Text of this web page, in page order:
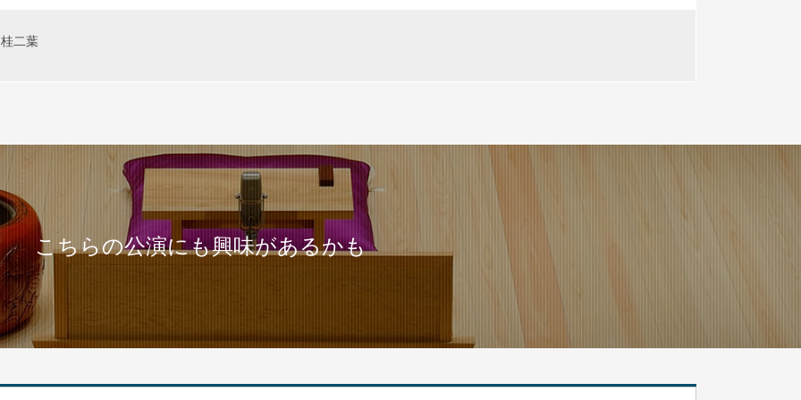
桂二葉
こちらの公演にも興味があるかも